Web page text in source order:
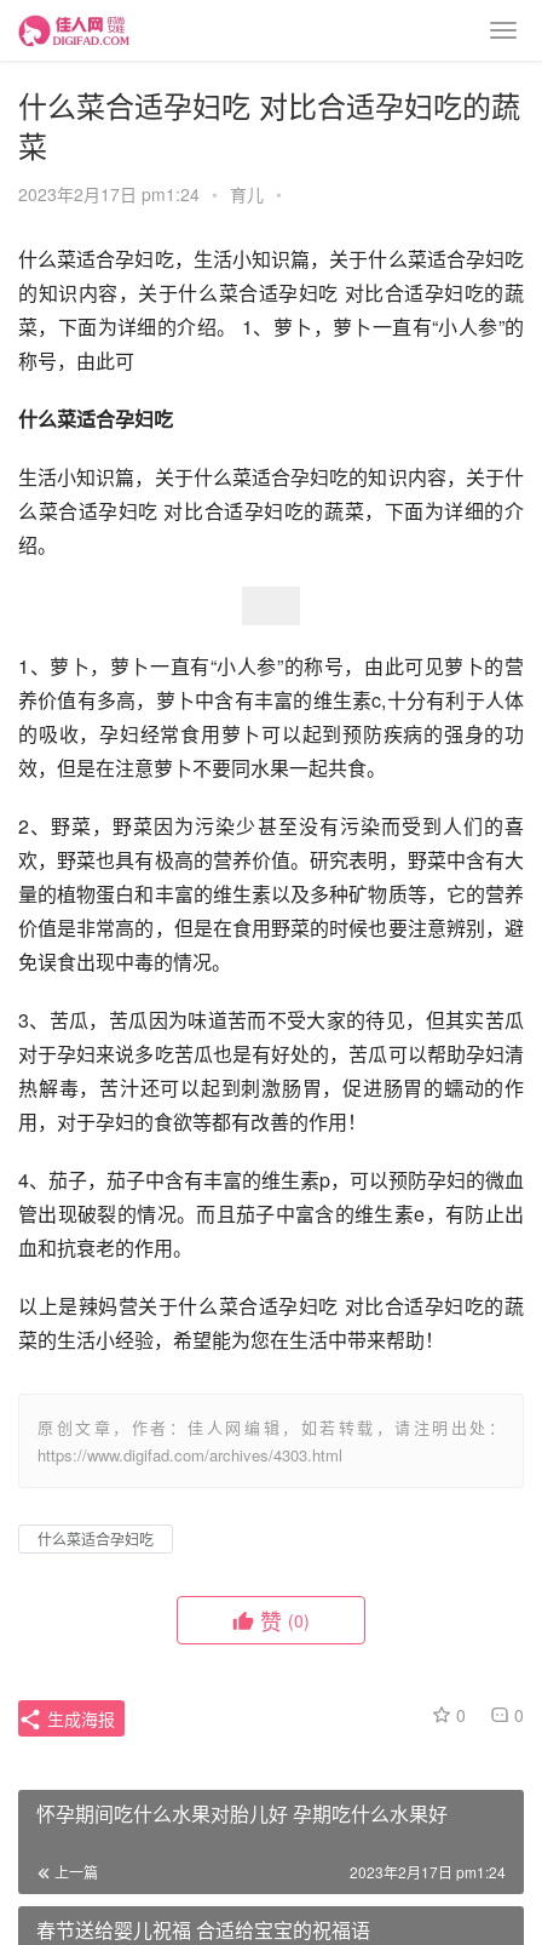
什么菜合适孕妇吃 对比合适孕妇吃的蔬
菜
2023年2月17日 pm1:24 • 育儿 •
什么菜适合孕妇吃，生活小知识篇，关于什么菜适合孕妇吃
的知识内容，关于什么菜合适孕妇吃 对比合适孕妇吃的蔬
菜，下面为详细的介绍。 1、萝卜，萝卜一直有“小人参”的
称号，由此可
什么菜适合孕妇吃
生活小知识篇，关于什么菜适合孕妇吃的知识内容，关于什
么菜合适孕妇吃 对比合适孕妇吃的蔬菜，下面为详细的介
绍。
1、萝卜，萝卜一直有“小人参”的称号，由此可见萝卜的营
养价值有多高，萝卜中含有丰富的维生素c,十分有利于人体
的吸收，孕妇经常食用萝卜可以起到预防疾病的强身的功
效，但是在注意萝卜不要同水果一起共食。
2、野菜，野菜因为污染少甚至没有污染而受到人们的喜
欢，野菜也具有极高的营养价值。研究表明，野菜中含有大
量的植物蛋白和丰富的维生素以及多种矿物质等，它的营养
价值是非常高的，但是在食用野菜的时候也要注意辨别，避
免误食出现中毒的情况。
3、苦瓜，苦瓜因为味道苦而不受大家的待见，但其实苦瓜
对于孕妇来说多吃苦瓜也是有好处的，苦瓜可以帮助孕妇清
热解毒，苦汁还可以起到刺激肠胃，促进肠胃的蠕动的作
用，对于孕妇的食欲等都有改善的作用！
4、茄子，茄子中含有丰富的维生素p，可以预防孕妇的微血
管出现破裂的情况。而且茄子中富含的维生素e，有防止出
血和抗衰老的作用。
以上是辣妈营关于什么菜合适孕妇吃 对比合适孕妇吃的蔬
菜的生活小经验，希望能为您在生活中带来帮助！
原创文章，作者：佳人网编辑，如若转载，请注明出处：
https://www.digifad.com/archives/4303.html
什么菜适合孕妇吃
赞 (0)
0 0
生成海报
怀孕期间吃什么水果对胎儿好 孕期吃什么水果好
上一篇 2023年2月17日 pm1:24
春节送给婴儿祝福 合适给宝宝的祝福语